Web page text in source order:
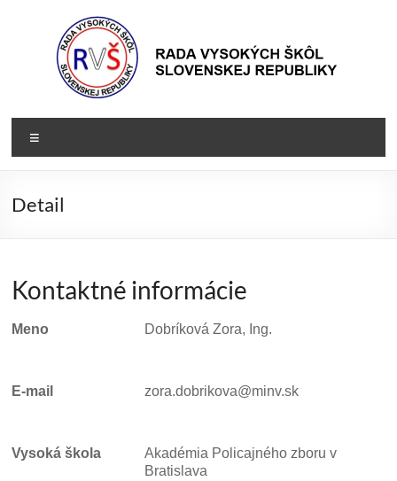
Rada
VŠ
Rada
vysokých
republiky
Detail
Kontaktné informácie
Meno Dobríková Zora, Ing.
E-mail zora.dobrikova@minv.sk
Vysoká škola
Akadémia Policajného zboru v
Bratislava